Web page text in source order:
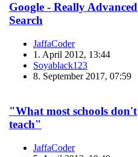
Google - Really Advanced
Search
JaffaCoder
1. April 2012, 13:44
Soyablack123
8. September 2017, 07:59
"What most schools don't
teach"
JaffaCoder